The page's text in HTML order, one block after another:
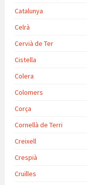
Catalunya
Celrà
Cervià de Ter
Cistella
Colera
Colomers
Corça
Cornellà de Terri
Creixell
Crespià
Cruïlles